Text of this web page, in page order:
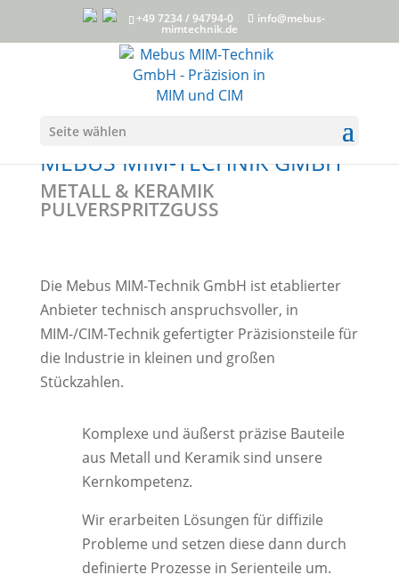
+49 7234 / 94794-0 info@mebus-
mimtechnik.de
Seite wählen
MEBUS MIM-TECHNIK GMBH
METALL & KERAMIK
PULVERSPRITZGUSS
Die Mebus MIM-Technik GmbH ist etablierter
Anbieter technisch anspruchsvoller, in
MIM-/CIM-Technik gefertigter Präzisionsteile für
die Industrie in kleinen und großen
Stückzahlen.
Komplexe und äußerst präzise Bauteile
aus Metall und Keramik sind unsere
Kernkompetenz.
Wir erarbeiten Lösungen für diffizile
Probleme und setzen diese dann durch
definierte Prozesse in Serienteile um.